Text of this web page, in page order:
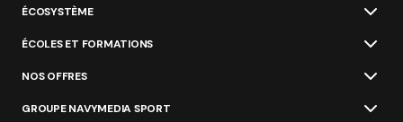
ÉCOSYSTÈME
ÉCOLES ET FORMATIONS
NOS OFFRES
GROUPE NAVYMEDIA SPORT